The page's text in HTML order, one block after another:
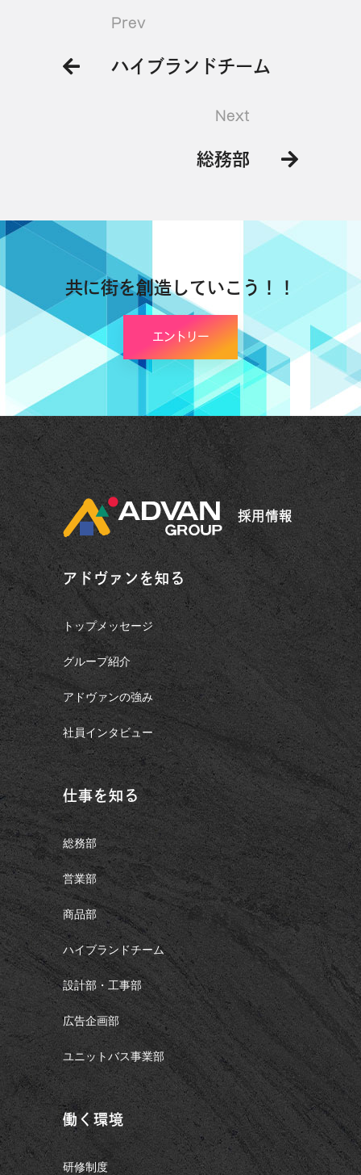
Prev
ハイブランドチーム
Next
総務部
共に街を創造していこう！！
エントリー
採用情報
アドヴァンを知る
トップメッセージ
グループ紹介
アドヴァンの強み
社員インタビュー
仕事を知る
総務部
営業部
商品部
ハイブランドチーム
設計部・工事部
広告企画部
ユニットバス事業部
働く環境
研修制度